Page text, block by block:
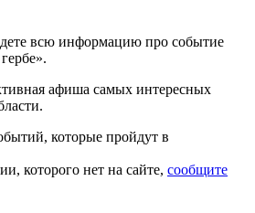
всю информацию про событие
афиша самых интересных
которые пройдут в
которого нет на сайте, сообщите